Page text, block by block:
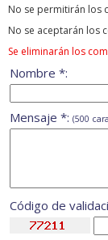
No se permitirán los
No se aceptarán los
Se eliminarán los
Nombre *:
Mensaje *: (500
Código de